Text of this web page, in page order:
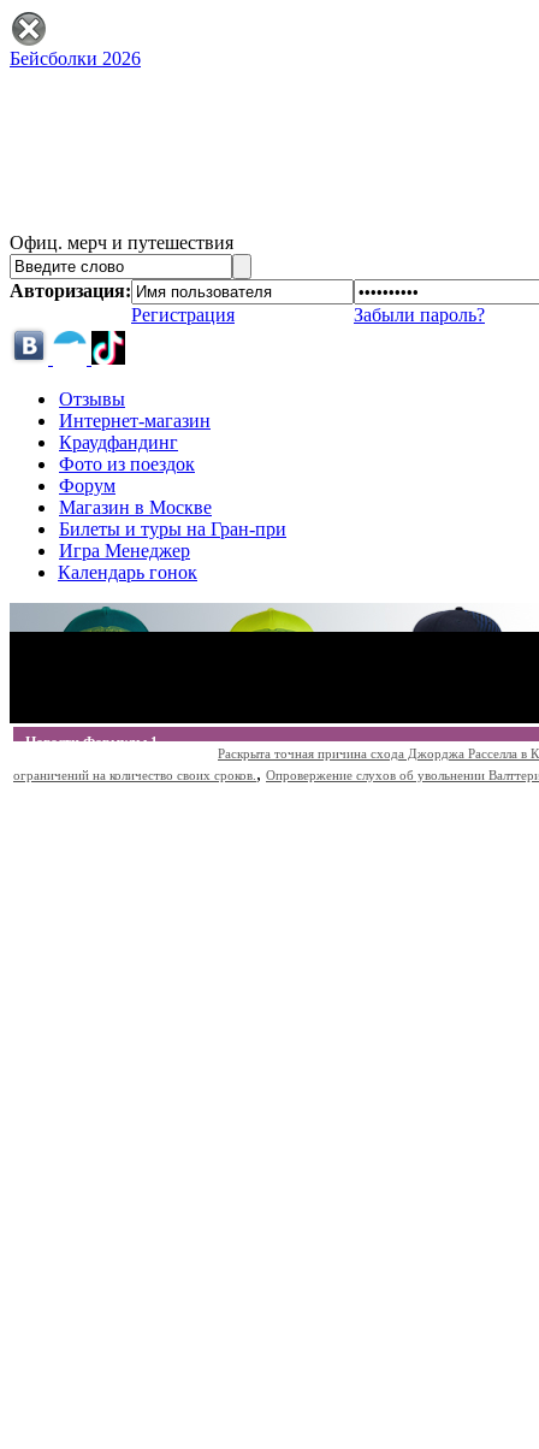
Бейсболки 2026
Офиц. мерч и путешествия
Авторизация:
Регистрация
Забыли пароль?
Отзывы
Интернет-магазин
Краудфандинг
Фото из поездок
Форум
Магазин в Москве
Билеты и туры на Гран-при
Игра Менеджер
Календарь гонок
Новости Формулы 1
Раскрыта точная причина схода Джорджа Расселла в
ограничений на количество своих сроков. , Опровержение слухов об увольнении